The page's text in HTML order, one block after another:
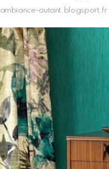
ambiance-autant.blogsport.fr